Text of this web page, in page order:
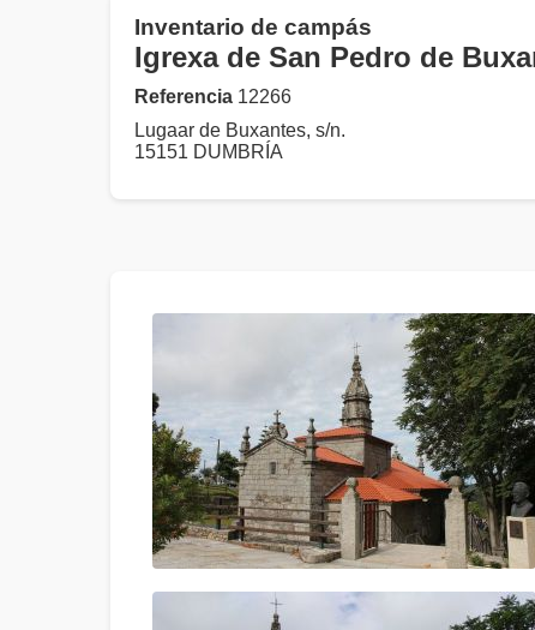
Inventario de campás
Igrexa de San Pedro de
Referencia 12266
Lugaar de Buxantes, s/n.
15151 DUMBRÍA